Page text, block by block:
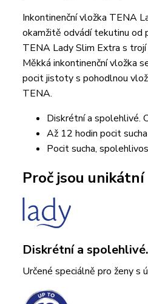
Inkontinenční vložka TENA
okamžitě odvádí tekutinu od
TENA Lady Slim Extra s trojí
Měkká inkontinenční vložka
pocit jistoty s pohodlnou
TENA.
Diskrétní a spolehlivé.
Až 12 hodin pocit sucha
Pocit sucha,
Proč jsou unikátní
Diskrétní a
Určené speciálně pro ženy s